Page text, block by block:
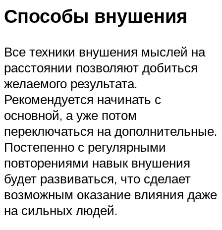
Способы внушения
Все техники внушения мыслей на
расстоянии позволяют добиться
желаемого результата.
Рекомендуется начинать с
основной, а уже потом
переключаться на дополнительные.
Постепенно с регулярными
повторениями навык внушения
будет развиваться, что сделает
возможным оказание влияния даже
на сильных людей.